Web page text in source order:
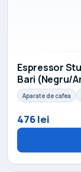
Espressor
Bari (Negru/
Aparate de cafea
476 lei